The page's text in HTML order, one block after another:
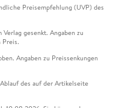
Preisempfehlung (UVP) des
gesenkt. Angaben zu
Preis.
Angaben zu Preissenkungen
des auf der Artikelseite